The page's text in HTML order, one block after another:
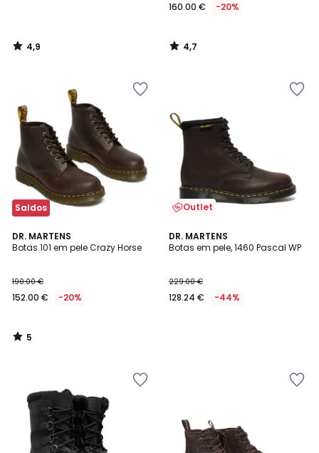
4,9
/
160.00 € -20%
4,7
/
Saldos
DR. MARTENS
Botas 101 em pele Crazy Horse
190.00 €
152.00 € -20%
5
/
5
/
Outlet
DR. MARTENS
Botas em pele, 1460 Pascal WP
229.00 €
128.24 € -44%